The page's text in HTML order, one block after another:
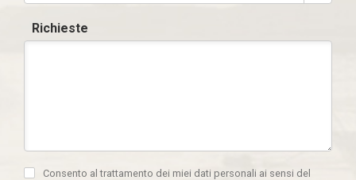
Richieste
Consento al trattamento dei miei dati personali ai sensi del